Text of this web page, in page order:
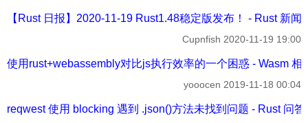
【Rust 日报】2020-11-19 Rust1.48稳定版发布！ - Rust 新闻/
Cupnfish 2020-11-19 19:00
使用rust+webassembly对比js执行效率的一个困惑 - Wasm 相
yooocen 2019-11-18 00:04
reqwest 使用 blocking 遇到 .json()方法未找到问题 - Rust 问答